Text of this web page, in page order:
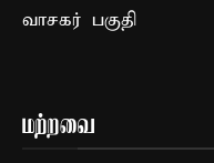
வாசகர் பகுதி
மற்றவை